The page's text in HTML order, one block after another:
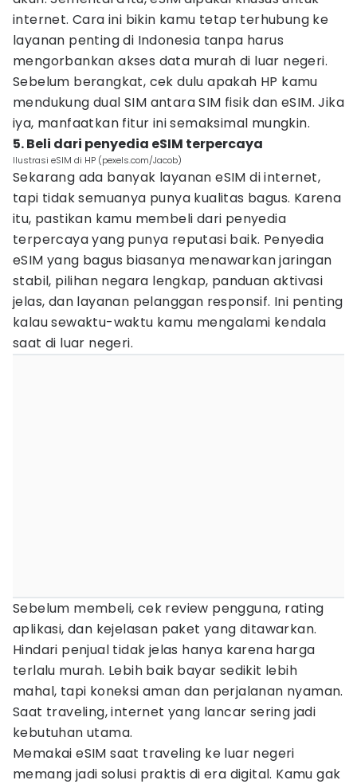
internet. Cara ini bikin kamu tetap terhubung ke
layanan penting di Indonesia tanpa harus
mengorbankan akses data murah di luar negeri.
Sebelum berangkat, cek dulu apakah HP kamu
mendukung dual SIM antara SIM fisik dan eSIM. Jika
iya, manfaatkan fitur ini semaksimal mungkin.
5. Beli dari penyedia eSIM terpercaya
Ilustrasi eSIM di HP (pexels.com/Jacob)
Sekarang ada banyak layanan eSIM di internet,
tapi tidak semuanya punya kualitas bagus. Karena
itu, pastikan kamu membeli dari penyedia
terpercaya yang punya reputasi baik. Penyedia
eSIM yang bagus biasanya menawarkan jaringan
stabil, pilihan negara lengkap, panduan aktivasi
jelas, dan layanan pelanggan responsif. Ini penting
kalau sewaktu-waktu kamu mengalami kendala
saat di luar negeri.
Sebelum membeli, cek review pengguna, rating
aplikasi, dan kejelasan paket yang ditawarkan.
Hindari penjual tidak jelas hanya karena harga
terlalu murah. Lebih baik bayar sedikit lebih
mahal, tapi koneksi aman dan perjalanan nyaman.
Saat traveling, internet yang lancar sering jadi
kebutuhan utama.
Memakai eSIM saat traveling ke luar negeri
memang jadi solusi praktis di era digital. Kamu gak